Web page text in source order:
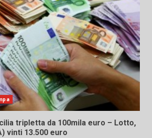
tripletta da 100mila euro – Lotto,
vinti 13.500 euro